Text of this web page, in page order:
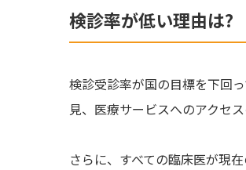
検診率が低い理由は
検診受診率が国の目標を下回
見、医療サービスへのアクセ
さらに、すべての臨床医が現